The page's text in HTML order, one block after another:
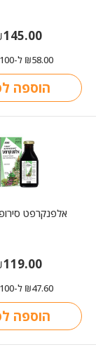
145.00
₪58.00 ל-100 מ"ל
הוספה
אלפנקרפט
119.00
₪47.60 ל-100 מ"ל
הוספה